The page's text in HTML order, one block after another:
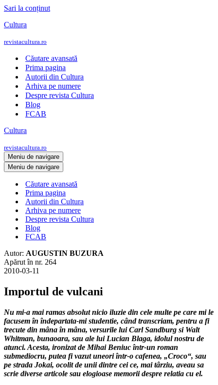
Sari la conținut
Cultura
revistacultura.ro
Căutare avansată
Prima pagina
Autorii din Cultura
Arhiva pe numere
Despre revista Cultura
Blog
FCAB
Cultura
revistacultura.ro
Meniu de navigare
Meniu de navigare
Căutare avansată
Prima pagina
Autorii din Cultura
Arhiva pe numere
Despre revista Cultura
Blog
FCAB
Autor: AUGUSTIN BUZURA
Apărut în nr. 264
2010-03-11
Importul de vulcani
Nu mi-a mai ramas absolut nicio iluzie din cele multe pe care mi le
facusem în îndepartata-mi studentie, când transcriam, pentru a fi
trecute din mâna în mâna, versurile lui Carl Sandburg si Walt
Whitman, bunaoara, sau ale lui Lucian Blaga, idolul nostru de
atunci. Acesta, ironizat de Mihai Beniuc într-un roman
submediocru, putea fi vazut uneori într-o cafenea, „Croco“, sau
pe strada Jokai, ocolit de unii dintre cei ce, mai târziu, aveau sa
scrie diverse articole sau elogioase memorii despre relatia cu el.